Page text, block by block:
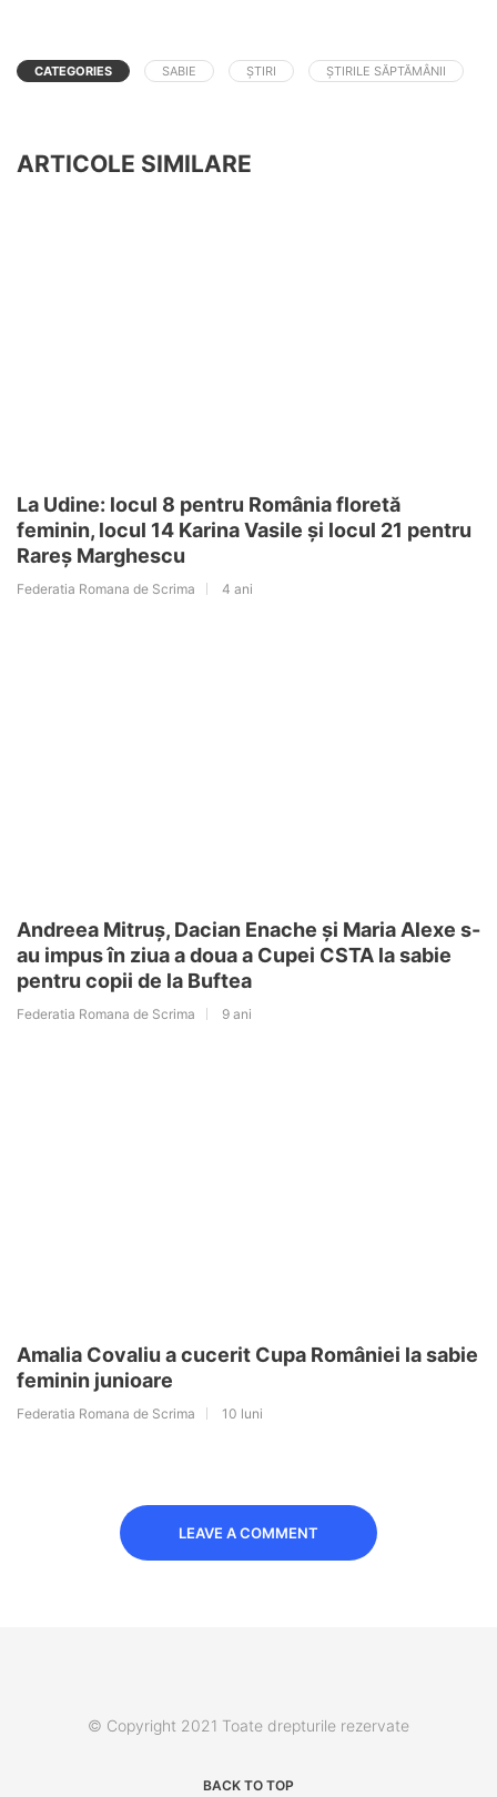
CATEGORIES SABIE ȘTIRI ȘTIRILE SĂPTĂMÂNII
ARTICOLE SIMILARE
La Udine: locul 8 pentru România floretă
feminin, locul 14 Karina Vasile și locul 21 pentru
Rareș Marghescu
Federatia Romana de Scrima 4 ani
Andreea Mitruș, Dacian Enache și Maria Alexe s-
au impus în ziua a doua a Cupei CSTA la sabie
pentru copii de la Buftea
Federatia Romana de Scrima 9 ani
Amalia Covaliu a cucerit Cupa României la sabie
feminin junioare
Federatia Romana de Scrima 10 luni
LEAVE A COMMENT
© Copyright 2021 Toate drepturile rezervate
BACK TO TOP